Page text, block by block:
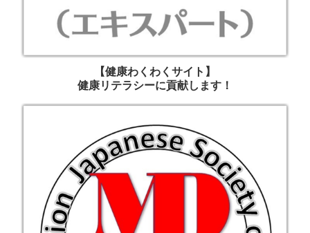
【健康わくわくサイト】
健康リテラシーに貢献します！